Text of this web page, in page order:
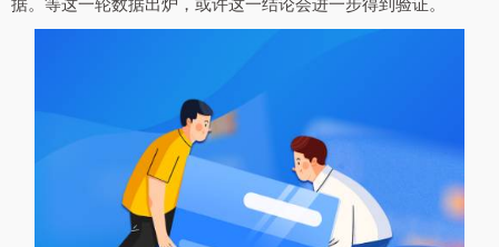
据。等这一轮数据出炉，或许这一结论会进一步得到验证。